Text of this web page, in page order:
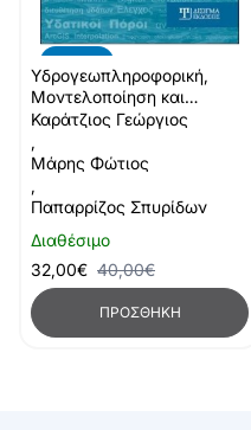
Διαθέσιμο
Υδρογεωπληροφορική,
Μοντελοποίηση και
Πληροφοριακά Συστήματα
Πόρων
Καράτζιος Γεώργιος
,
Μάρης Φώτιος
,
Παπαρρίζος Σπυρίδων
32,00€ 40,00€
ΠΡΟΣΘΉΚΗ